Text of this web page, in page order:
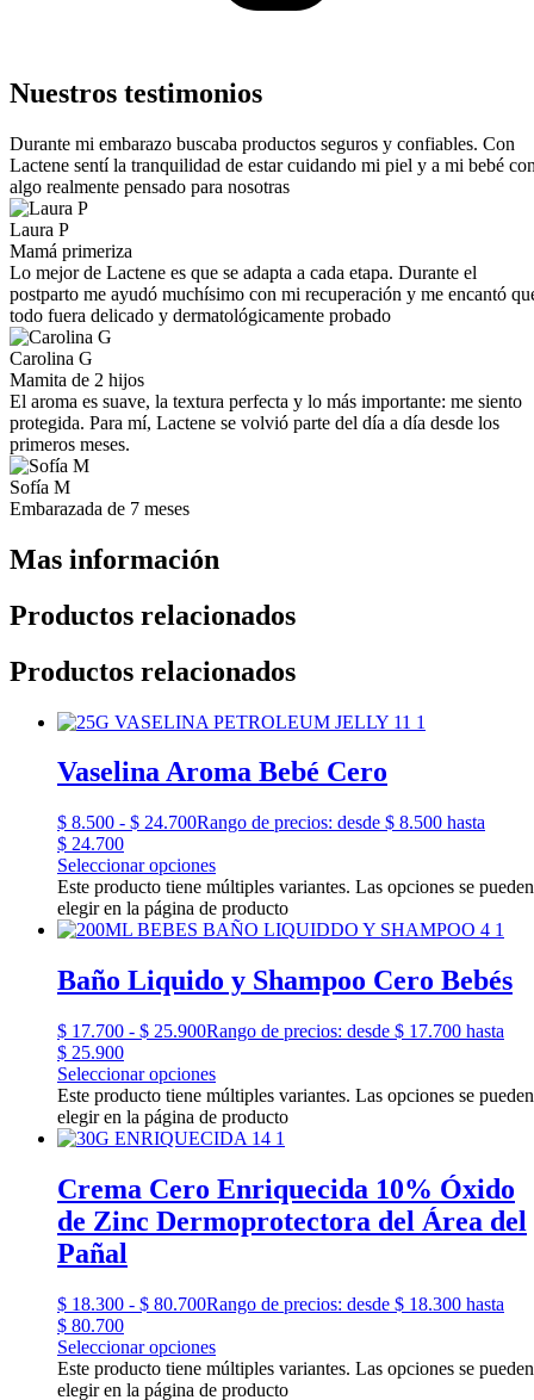
Nuestros testimonios
Durante mi embarazo buscaba productos seguros y confiables. Con
Lactene sentí la tranquilidad de estar cuidando mi piel y a mi bebé
algo realmente pensado para nosotras
Laura P
Mamá primeriza
Lo mejor de Lactene es que se adapta a cada etapa. Durante el
postparto me ayudó muchísimo con mi recuperación y me encantó
todo fuera delicado y dermatológicamente probado
Carolina G
Mamita de 2 hijos
El aroma es suave, la textura perfecta y lo más importante: me siento
protegida. Para mí, Lactene se volvió parte del día a día desde los
primeros meses.
Sofía M
Embarazada de 7 meses
Mas información
Productos relacionados
Productos relacionados
Vaselina Aroma Bebé Cero
$ 8.500 - $ 24.700Rango de precios: desde $ 8.500 hasta
$ 24.700
Seleccionar opciones
Este producto tiene múltiples variantes. Las opciones se pueden
elegir en la página de producto
Baño Liquido y Shampoo Cero Bebés
$ 17.700 - $ 25.900Rango de precios: desde $ 17.700 hasta
$ 25.900
Seleccionar opciones
Este producto tiene múltiples variantes. Las opciones se pueden
elegir en la página de producto
Crema Cero Enriquecida 10% Óxido
de Zinc Dermoprotectora del Área del
Pañal
$ 18.300 - $ 80.700Rango de precios: desde $ 18.300 hasta
$ 80.700
Seleccionar opciones
Este producto tiene múltiples variantes. Las opciones se pueden
elegir en la página de producto